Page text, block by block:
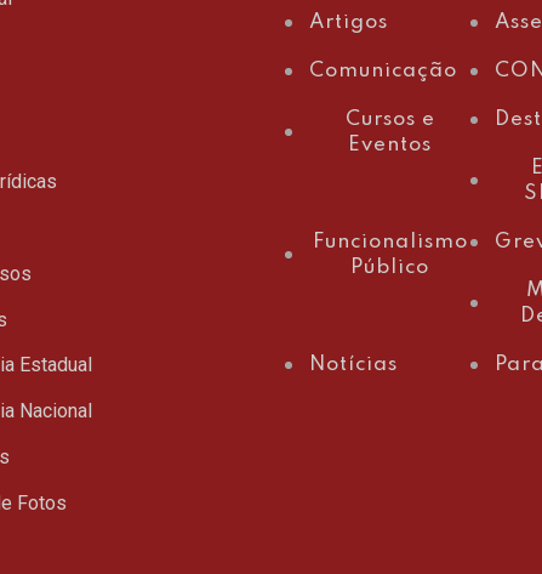
Estadual
Nacional
Fotos
Artigos
Comunicação
Cursos e
Eventos
Funcionalismo
Público
Notícias